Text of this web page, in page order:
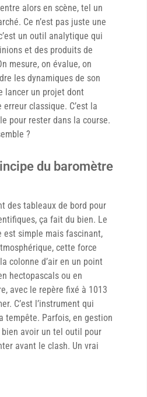
alors en scène, tel un
Ce n’est pas juste une
un outil analytique qui
et des produits de
mesure, on évalue, on
les dynamiques de son
lancer un projet dont
classique. C’est la
pour rester dans la course.
?
du baromètre
des tableaux de bord pour
ça fait du bien. Le
est simple mais fascinant,
cette force
colonne d’air en un point
hectopascals ou en
avec le repère fixé à 1013
C’est l’instrument qui
tempête. Parfois, en gestion
avoir un tel outil pour
avant le clash. Un vrai